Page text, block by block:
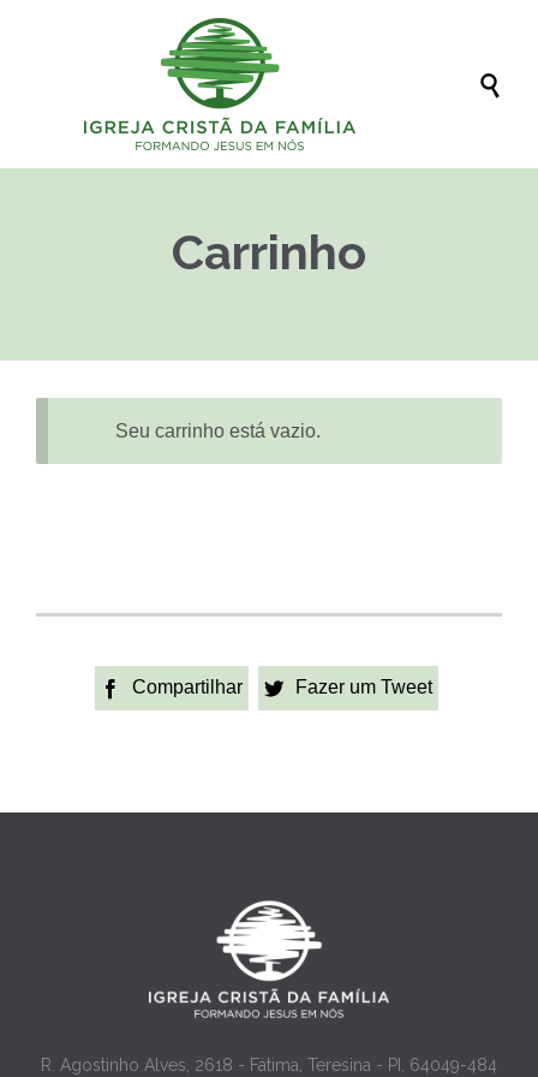

Carrinho
Seu carrinho está vazio.
 Compartilhar  Fazer um Tweet
R. Agostinho Alves, 2618 - Fátima, Teresina - PI, 64049-484